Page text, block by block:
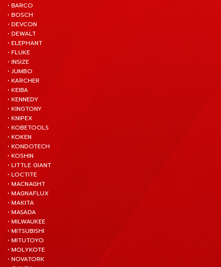
• BARCO
• BOSCH
• DEVCON
• DEWALT
• ELEPHANT
• FLUKE
• INSIZE
• JUMBO
• KARCHER
• KEIBA
• KENNEDY
• KINGTONY
• KNIPEX
• KOBETOOLS
• KOKEN
• KONDOTECH
• KOSHIN
• LITTLE GIANT
• LOCTITE
• MACNAGHT
• MAGNAFLUX
• MAKITA
• MASADA
• MILWAUKEE
• MITSUBISHI
• MITUTOYO
• MOLYKOTE
• NOVATORK